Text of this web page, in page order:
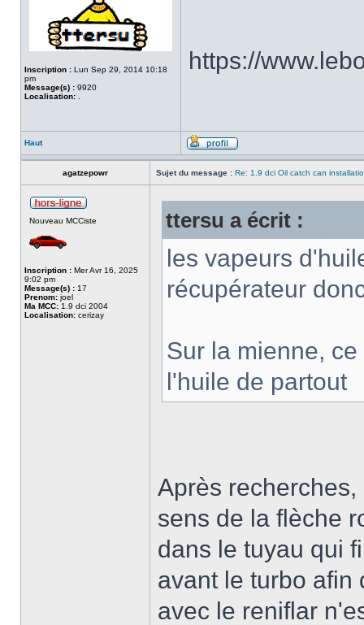
Inscription : Lun Sep 29, 2014 10:18
pm
Message(s) : 9920
Localisation:
https://
Haut
agatzepowr Sujet du message : Re: 1.9 dci Oil catch can
Nouveau MCCiste
Inscription : Mer Avr 16, 2025
9:02 pm
Message(s) : 17
Prenom: joel
Ma MCC: 1.9 dci 2004
Localisation: cerizay
ttersu a écrit :
les vapeurs
récupérateur
Sur la mienne,
l'huile de partout
Après
sens de la flèche
dans le tuyau qui
avant le turbo afin
avec le reniflar